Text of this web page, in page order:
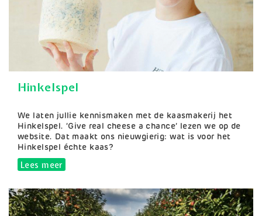
Hinkelspel
Samenvatting
We laten jullie kennismaken met de kaasmakerij het
Hinkelspel. ‘Give real cheese a chance’ lezen we op de
website. Dat maakt ons nieuwgierig: wat is voor het
Hinkelspel échte kaas?
Lees meerover Hinkelspel